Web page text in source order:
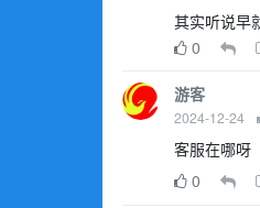
其实听说早
0
游客
2024-12-24
客服在哪呀
0